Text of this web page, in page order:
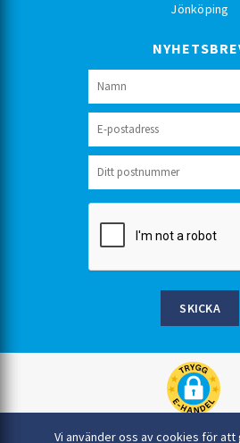
Vi använder oss av cookies för
Jönköping
SKICKA
Rinkaby Rör AB, Box 54,